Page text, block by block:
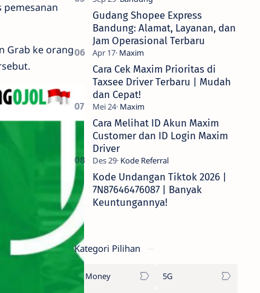
pemesanan
Grab ke orang
Gudang Shopee Express
Bandung: Alamat, Layanan, dan
Jam Operasional Terbaru
Cara Cek Maxim Prioritas di
Taxsee Driver Terbaru | Mudah
dan Cepat!
Cara Melihat ID Akun Maxim
Customer dan ID Login Maxim
Driver
Kode Undangan Tiktok 2026 |
7N87646476087 | Banyak
Keuntungannya!
Kategori Pilihan
1Money 5G